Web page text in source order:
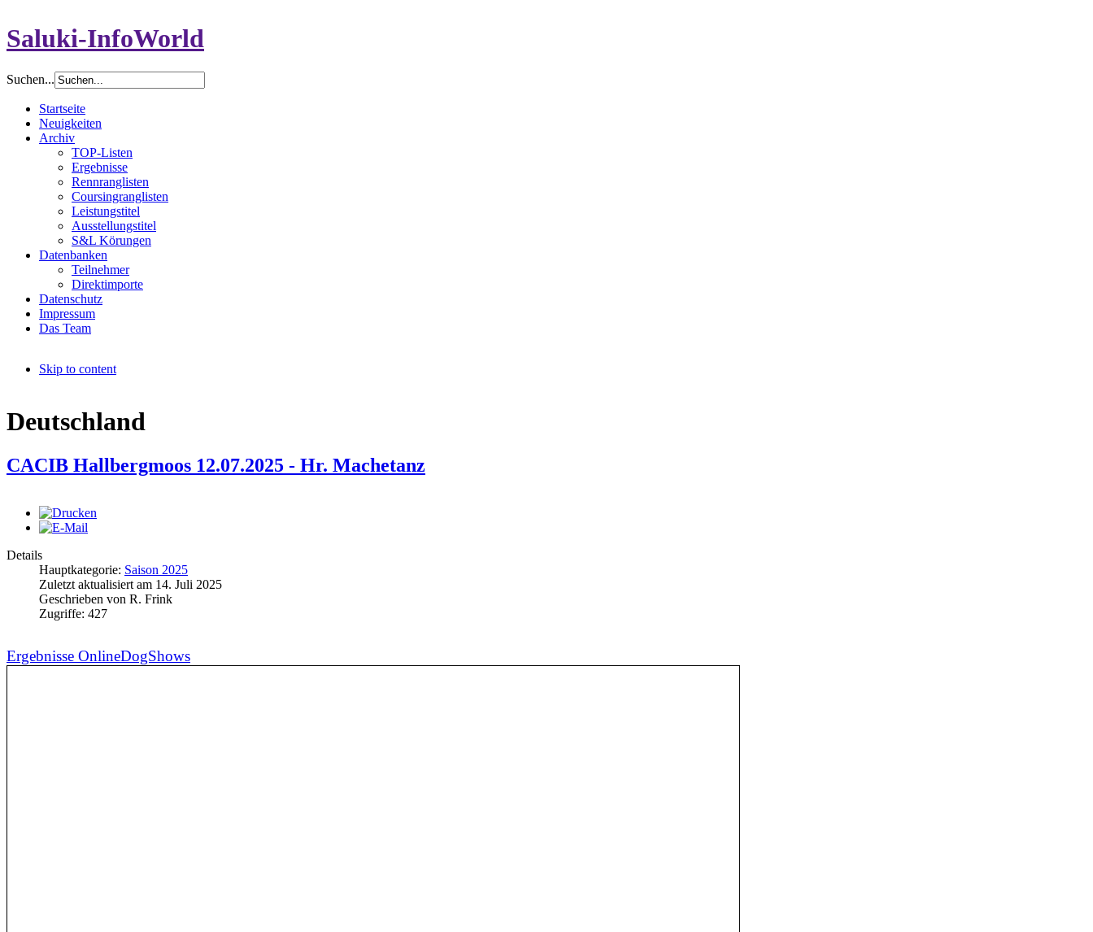
Saluki-InfoWorld
Suchen...
Startseite
Neuigkeiten
Archiv
TOP-Listen
Ergebnisse
Rennranglisten
Coursingranglisten
Leistungstitel
Ausstellungstitel
S&L Körungen
Datenbanken
Teilnehmer
Direktimporte
Datenschutz
Impressum
Das Team
Skip to content
Deutschland
CACIB Hallbergmoos 12.07.2025 - Hr. Machetanz
Details
Hauptkategorie: Saison 2025
Zuletzt aktualisiert am 14. Juli 2025
Geschrieben von R. Frink
Zugriffe: 427
Ergebnisse OnlineDogShows